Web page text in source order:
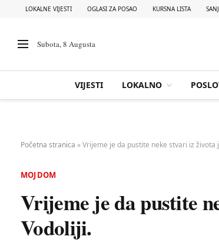
LOKALNE VIJESTI OGLASI ZA POSAO KURSNA LISTA
Subota, 8 Augusta
VIJESTI LOKALNO
Početna stranica »Vrijeme je da pustite neke stvari iz života
MOJ DOM
Vrijeme je da pustite
Vodoliji.